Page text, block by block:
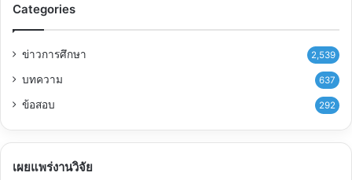
Categories
ข่าวการศึกษา 2,539
บทความ 637
ข้อสอบ 292
เผยแพร่งานวิจัย